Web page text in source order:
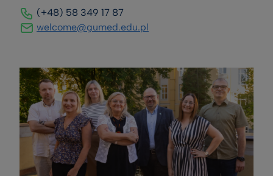
(+48) 58 349 17 87
welcome@gumed.edu.pl